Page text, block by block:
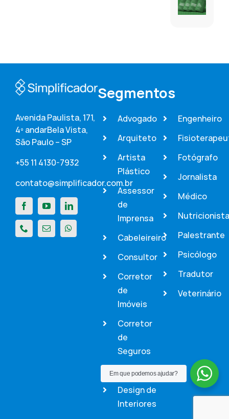
Avenida Paulista, 171,
4º andarBela Vista,
São Paulo – SP
+55 11 4130-7932
contato@simplificador.com.br
Segmentos
Advogado
Arquiteto
Artista
Plástico
Assessor
de
Imprensa
Cabeleireiro
Consultor
Corretor
de
Imóveis
Corretor
de
Seguros
Dentista
Design de
Interiores
Engenheiro
Fotógrafo
Jornalista
Médico
Nutricionista
Palestrante
Psicólogo
Tradutor
Veterinário
Em que podemos ajudar?